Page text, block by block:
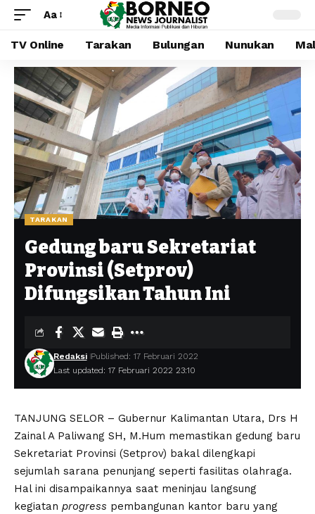
Aa
TV Online Tarakan Bulungan Nunukan
TARAKAN
Gedung baru Sekretariat
Provinsi (Setprov)
Difungsikan Tahun Ini
Last updated: 17 Februari 2022 23:10
Redaksi Published: 17 Februari 2022
TANJUNG SELOR – Gubernur Kalimantan Utara, Drs H
Zainal A Paliwang SH, M.Hum memastikan gedung baru
Sekretariat Provinsi (Setprov) bakal dilengkapi
sejumlah sarana penunjang seperti fasilitas olahraga.
Hal ini disampaikannya saat meninjau langsung
kegiatan progress pembangunan kantor baru yang